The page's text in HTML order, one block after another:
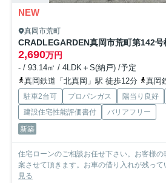
NEW
真岡市荒町
CRADLEGARDEN真岡市荒町第142号
2,690万円
- / 93.14㎡ / 4LDK＋S(納戸) /予定
真岡鉄道「北真岡」駅 徒歩12分
真岡
駐車2台可 プロパンガス 陽当り良好
建設住宅性能評価書付
バリアフリー
新築
住宅ローンのご相談お任せ下さい。お客様
案させて頂きます。お車の借り入れが残って
見る